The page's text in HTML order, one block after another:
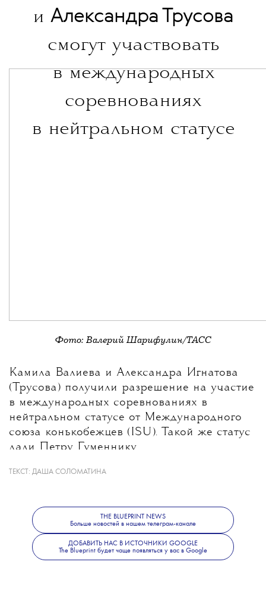
и Александра Трусова
смогут участвовать
в международных
соревнованиях
в нейтральном статусе
Фото: Валерий Шарифулин/ТАСС
Камила Валиева и Александра Игнатова
(Трусова) получили разрешение на участие
в международных соревнованиях в
нейтральном статусе от Международного
союза конькобежцев (ISU). Такой же статус
дали Петру Гуменнику.
ТЕКСТ: ДАША СОЛОМАТИНА
THE BLUEPRINT NEWS
Больше новостей в нашем телеграм-канале
ДОБАВИТЬ НАС В ИСТОЧНИКИ GOOGLE
The Blueprint будет чаще появляться у вас в Google